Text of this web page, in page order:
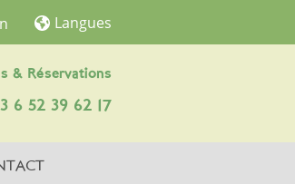
Langues
& Réservations
6 52 39 62 17